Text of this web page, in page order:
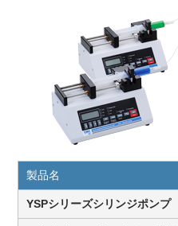
製品名
YSPシリーズシリンジポンプ